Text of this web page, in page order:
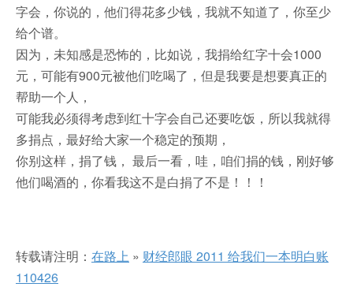
字会，你说的，他们得花多少钱，我就不知道了，你至少
给个谱。
因为，未知感是恐怖的，比如说，我捐给红字十会1000
元，可能有900元被他们吃喝了，但是我要是想要真正的
帮助一个人，
可能我必须得考虑到红十字会自己还要吃饭，所以我就得
多捐点，最好给大家一个稳定的预期，
你别这样，捐了钱， 最后一看，哇，咱们捐的钱，刚好够
他们喝酒的，你看我这不是白捐了不是！！！
转载请注明： 在路上 » 财经郎眼 2011 给我们一本明白账
110426